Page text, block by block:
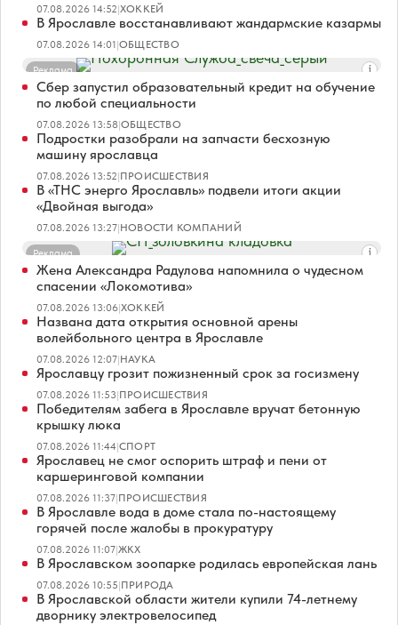
07.08.2026 14:52|ХОККЕЙ
В Ярославле восстанавливают жандармские казармы
07.08.2026 14:01|ОБЩЕСТВО
Реклама
Сбер запустил образовательный кредит на обучение
по любой специальности
07.08.2026 13:58|ОБЩЕСТВО
Подростки разобрали на запчасти бесхозную
машину ярославца
07.08.2026 13:52|ПРОИСШЕСТВИЯ
В «ТНС энерго Ярославль» подвели итоги акции
«Двойная выгода»
07.08.2026 13:27|НОВОСТИ КОМПАНИЙ
Реклама
Жена Александра Радулова напомнила о чудесном
спасении «Локомотива»
07.08.2026 13:06|ХОККЕЙ
Названа дата открытия основной арены
волейбольного центра в Ярославле
07.08.2026 12:07|НАУКА
Ярославцу грозит пожизненный срок за госизмену
07.08.2026 11:53|ПРОИСШЕСТВИЯ
Победителям забега в Ярославле вручат бетонную
крышку люка
07.08.2026 11:44|СПОРТ
Ярославец не смог оспорить штраф и пени от
каршеринговой компании
07.08.2026 11:37|ПРОИСШЕСТВИЯ
В Ярославле вода в доме стала по-настоящему
горячей после жалобы в прокуратуру
07.08.2026 11:07|ЖКХ
В Ярославском зоопарке родилась европейская лань
07.08.2026 10:55|ПРИРОДА
В Ярославской области жители купили 74-летнему
дворнику электровелосипед